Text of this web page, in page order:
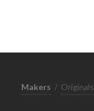
Makers / Originals